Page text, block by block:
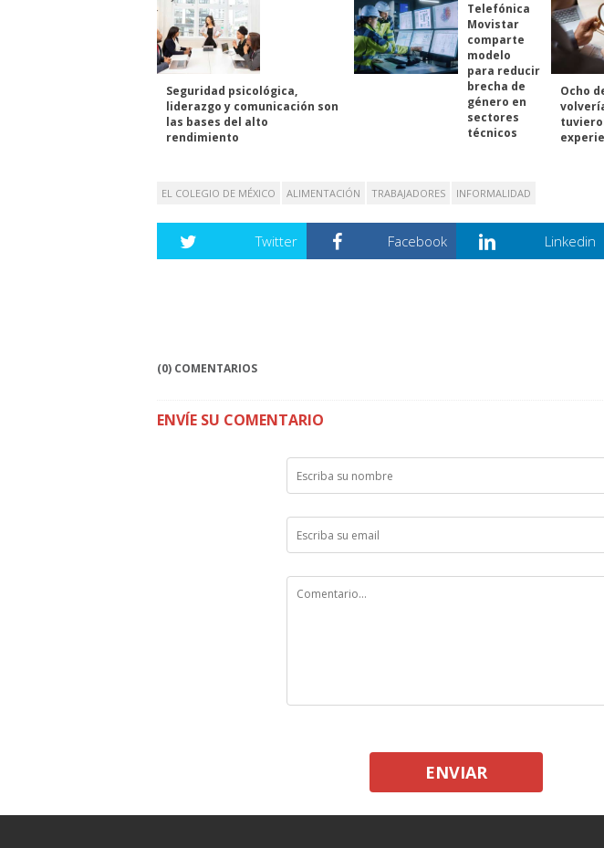
Seguridad psicológica,
liderazgo y comunicación son
las bases del alto
rendimiento
Telefónica
Movistar
comparte
modelo
para reducir
brecha de
género en
sectores
técnicos
Ocho
EL COLEGIO DE MÉXICO ALIMENTACIÓN TRABAJADORES INFORMALIDAD
Twitter Facebook Linkedin
(0) COMENTARIOS
ENVÍE SU COMENTARIO
ENVIAR